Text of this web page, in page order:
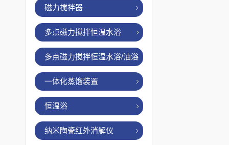
磁力搅拌器
多点磁力搅拌恒温水浴
多点磁力搅拌恒温水浴/油浴
一体化蒸馏装置
恒温浴
纳米陶瓷红外消解仪